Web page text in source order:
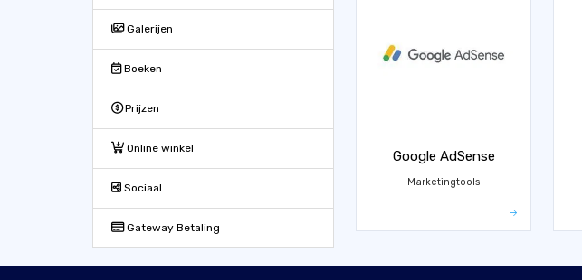
Galerijen
Boeken
Prijzen
Online winkel
Sociaal
Gateway Betaling
Google AdSense
Marketingtools